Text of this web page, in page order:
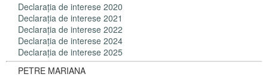
Declaraţia de interese 2020
Declaraţia de interese 2021
Declaraţia de interese 2022
Declaraţia de interese 2024
Declaraţia de interese 2025
PETRE MARIANA